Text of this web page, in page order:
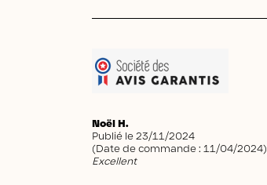
Noël H.
Publié le 23/11/2024
(Date de commande : 11/04/2024)
Excellent